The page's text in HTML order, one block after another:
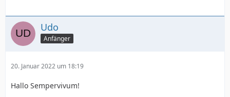
Udo
Anfänger
20. Januar 2022 um 18:19
Hallo Sempervivum!